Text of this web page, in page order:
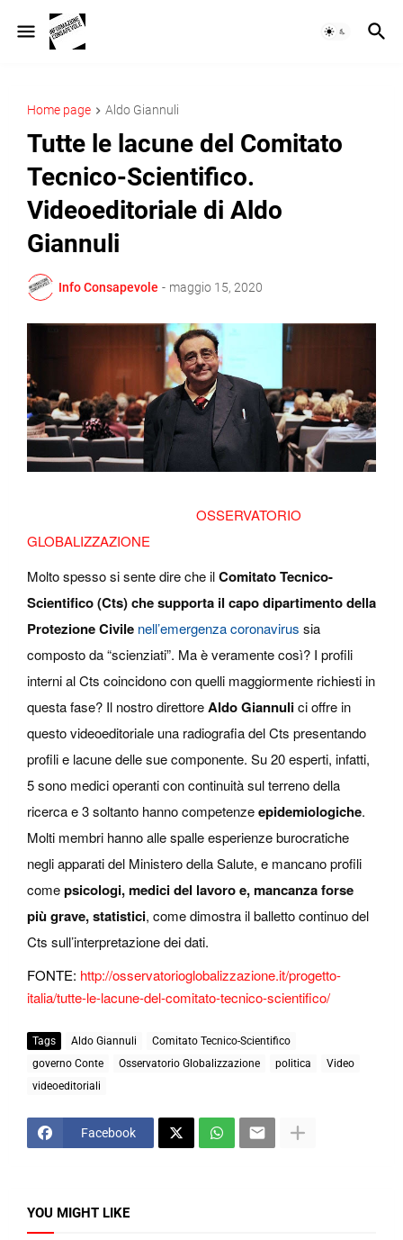
Home page Aldo Giannuli
Tutte le lacune del Comitato
Tecnico-Scientifico.
Videoeditoriale di Aldo
Giannuli
Info Consapevole - maggio 15, 2020
OSSERVATORIO
GLOBALIZZAZIONE
Molto spesso si sente dire che ilComitato Tecnico-
Scientifico (Cts) che supporta il capo dipartimento della
Protezione Civile nell’emergenza coronavirus sia
composto da “scienziati”. Ma è veramente così? I profili
interni al Cts coincidono con quelli maggiormente richiesti in
questa fase? Il nostro direttoreAldo Giannulici offre in
questo videoeditoriale una radiografia del Cts presentando
profili e lacune delle sue componente. Su 20 esperti, infatti,
5 sono medici operanti con continuità sul terreno della
ricerca e 3 soltanto hanno competenzeepidemiologiche.
Molti membri hanno alle spalle esperienze burocratiche
negli apparati del Ministero della Salute, e mancano profili
comepsicologi, medici del lavoro e, mancanza forse
più grave, statistici, come dimostra il balletto continuo del
Cts sull’interpretazione dei dati.
FONTE: http://osservatorioglobalizzazione.it/progetto-
italia/tutte-le-lacune-del-comitato-tecnico-scientifico/
Tags Aldo Giannuli
Comitato Tecnico-Scientifico
governo Conte
Osservatorio Globalizzazione politica
Video
videoeditoriali
Facebook
YOU MIGHT LIKE